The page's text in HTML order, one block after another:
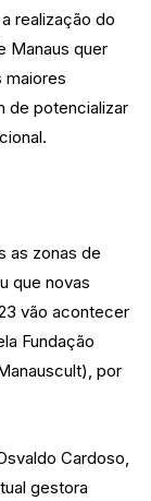
realização do
Manaus quer
maiores
de potencializar
as zonas de
que novas
vão acontecer
Fundação
por
Cardoso,
gestora